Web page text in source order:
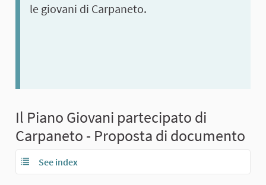
le giovani di Carpaneto.
Il Piano Giovani partecipato di
Carpaneto - Proposta di documento
See index